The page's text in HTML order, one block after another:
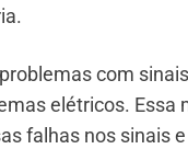
com
elétricos.
falhas nos sinais